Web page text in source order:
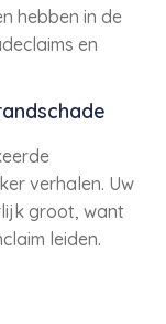
hebben in de
en
verhalen. Uw
groot, want
leiden.